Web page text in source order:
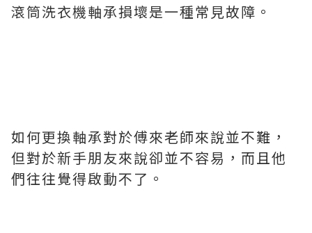
滾筒洗衣機軸承損壞是一種常見故障。
如何更換軸承對於傅來老師來說並不難，
但對於新手朋友來說卻並不容易，而且他
們往往覺得啟動不了。